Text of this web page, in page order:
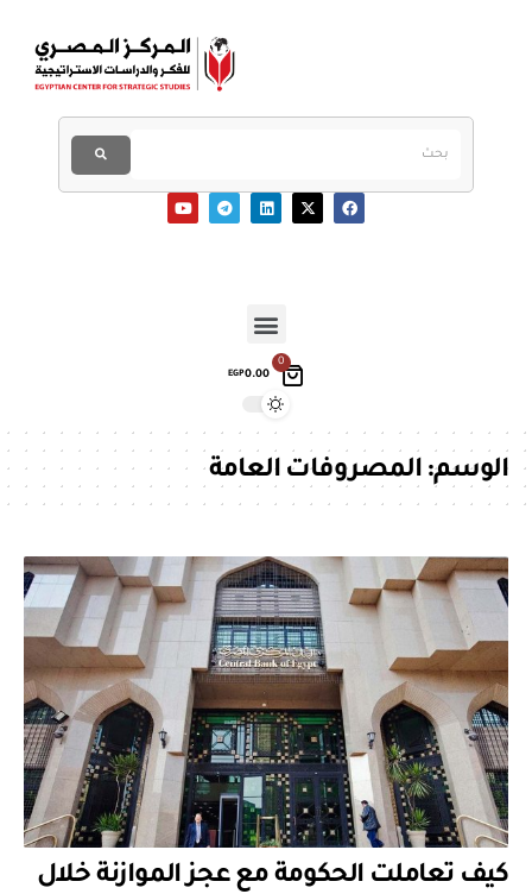
0
EGP0.00
الوسم:المصروفات العامة
كيف تعاملت الحكومة مع عجز الموازنة خلال